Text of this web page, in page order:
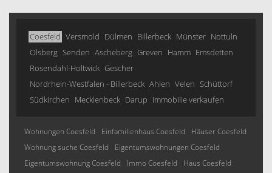
Coesfeld Versmold Dülmen Billerbeck Münster Nottuln
Olsberg Senden Ascheberg Greven Hamm Emsdetten
Rosendahl-Holtwick Gescher
Nordrhein-Westfalen - Billerbeck Ahlen Velen Schüttorf
Südkirchen Mecklenbeck Darup Immobilie verkaufen
Wohnungen Coesfeld Einfamilienhaus Coesfeld
Häuser Coesfeld
Wohnung suche Coesfeld
Eigentumswohnungen Coesfeld
Eigentumswohnung Coesfeld
Immo Coesfeld
Haus Coesfeld